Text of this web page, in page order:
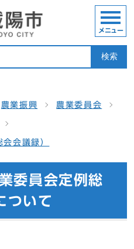
検索
メニュー
農業振興 農業委員会
会議録）
委員会定例総
ついて